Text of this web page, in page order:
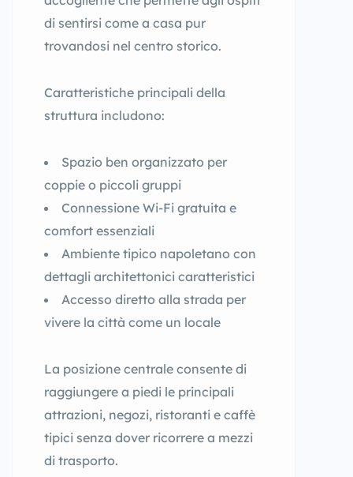
di sentirsi come a casa pur
trovandosi nel centro storico.
Caratteristiche principali della
struttura includono:
Spazio ben organizzato per
coppie o piccoli gruppi
Connessione Wi-Fi gratuita e
comfort essenziali
Ambiente tipico napoletano con
dettagli architettonici caratteristici
Accesso diretto alla strada per
vivere la città come un locale
La posizione centrale consente di
raggiungere a piedi le principali
attrazioni, negozi, ristoranti e caffè
tipici senza dover ricorrere a mezzi
di trasporto.